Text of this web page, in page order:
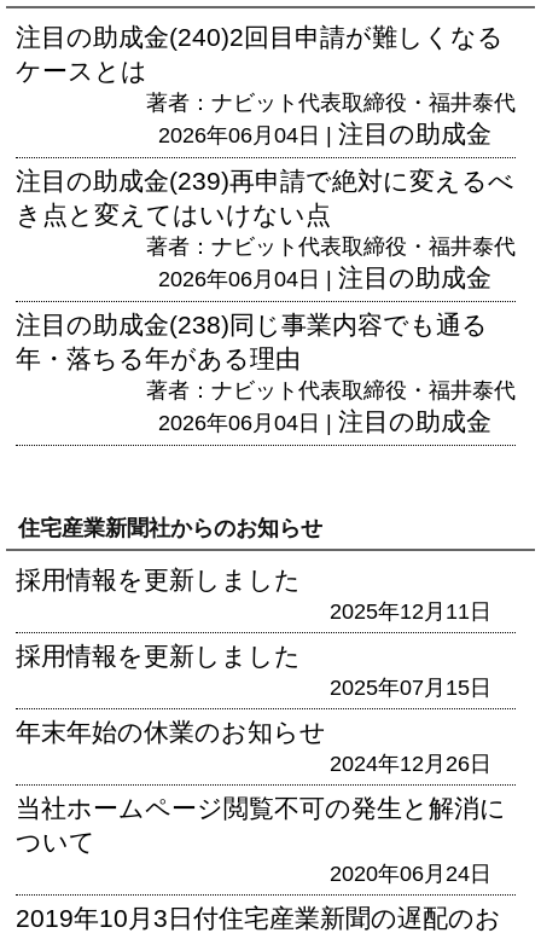
注目の助成金(240)2回目申請が難しくなる
ケースとは
著者：ナビット代表取締役・福井泰代
2026年06月04日 | 注目の助成金
注目の助成金(239)再申請で絶対に変えるべ
き点と変えてはいけない点
著者：ナビット代表取締役・福井泰代
2026年06月04日 | 注目の助成金
注目の助成金(238)同じ事業内容でも通る
年・落ちる年がある理由
著者：ナビット代表取締役・福井泰代
2026年06月04日 | 注目の助成金
住宅産業新聞社からのお知らせ
採用情報を更新しました
2025年12月11日
採用情報を更新しました
2025年07月15日
年末年始の休業のお知らせ
2024年12月26日
当社ホームページ閲覧不可の発生と解消に
ついて
2020年06月24日
2019年10月3日付住宅産業新聞の遅配のお